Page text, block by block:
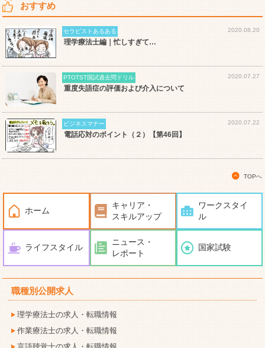
おすすめ
セラピストあるある 2020.08.20
理学療法士編｜忙しすぎて…
PTOTST国試過去問ドリル 2020.07.27
重度失語症の評価および介入について
ビジネスマナー 2020.07.22
電話応対のポイント（２）【第46回】
TOPへ
ホーム
キャリア・
スキルアップ
ワークスタイ
ル
ライフスタイル
ニュース・
レポート
国家試験
職種別公開求人
理学療法士の求人・転職情報
作業療法士の求人・転職情報